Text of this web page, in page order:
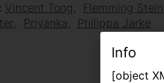
Vincent Tong Flemming Stein
Priyanka Philippa Jarke
Info
[object